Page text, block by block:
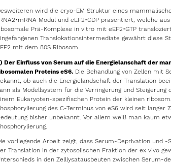
wird die cryo-EM Struktur eines
Modul und eEF2•GDP präsentiert, welche
Prä-Komplexe in vitro mit eEF2•GTP
Translokationsintermediate gewährt diese
mit dem 80S Ribosom.
Der Einfluss von Serum auf die Energielanschaft der
Proteins eS6.Die Behandlung von Zellen mit
ob auch die Energielandschaft der Translation
als Modellsystem für die Verringerung und Steigerung
Eukaryoten-spezifischen Protein der kleinen
des C-Terminus von eS6 wird seit
bisher unbekannt. Vor allem weiß man kaum
vorliegende Arbeit zeigt, dass Serum-Deprivation und
Translation in der zytosolischen Fraktion der ex vivo
in den Zelllysatausbeuten zwischen Serum-